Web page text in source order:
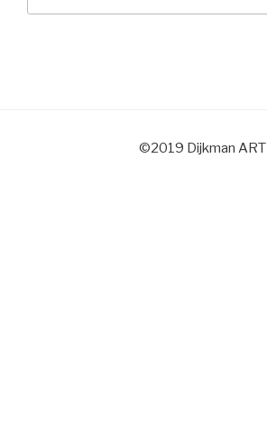
©2019 Dijkman ART